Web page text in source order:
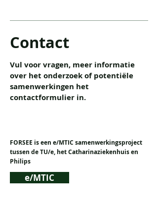
Contact
Vul voor vragen, meer informatie
over het onderzoek of potentiële
samenwerkingen het
contactformulier in.
FORSEE is een e/MTIC samenwerkingsproject
tussen de TU/e, het Catharinaziekenhuis en
Philips
e/MTIC